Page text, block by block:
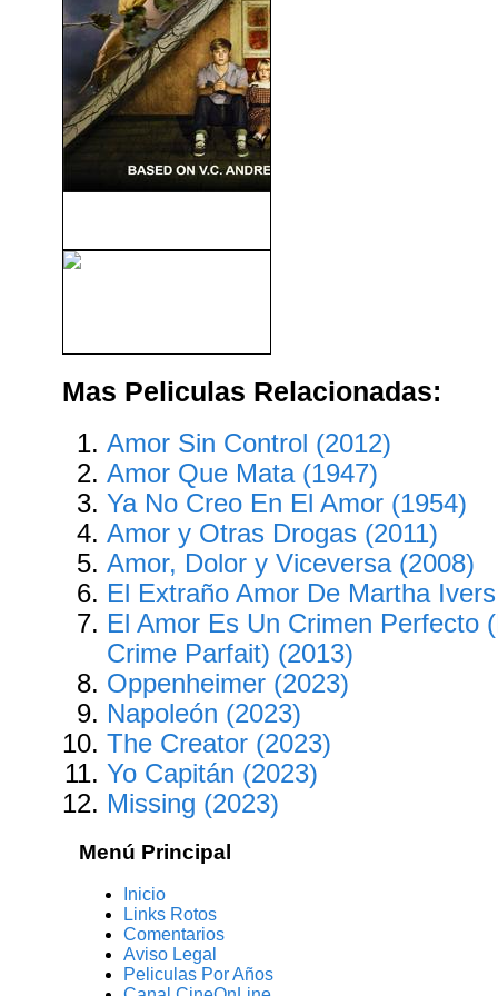
Mas Peliculas Relacionadas:
Amor Sin Control (2012)
Amor Que Mata (1947)
Ya No Creo En El Amor (1954)
Amor y Otras Drogas (2011)
Amor, Dolor y Viceversa (2008)
El Extraño Amor De Martha
El Amor Es Un Crimen Perfecto
Crime Parfait) (2013)
Oppenheimer (2023)
Napoleón (2023)
The Creator (2023)
Yo Capitán (2023)
Missing (2023)
Menú Principal
Inicio
Links Rotos
Comentarios
Aviso Legal
Peliculas Por Años